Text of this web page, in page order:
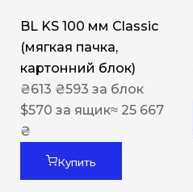
BL KS 100 мм Classic
(мягкая пачка,
картонний блок)
₴613 ₴593 за блок
$570 за ящик≈ 25 667
₴
Купить